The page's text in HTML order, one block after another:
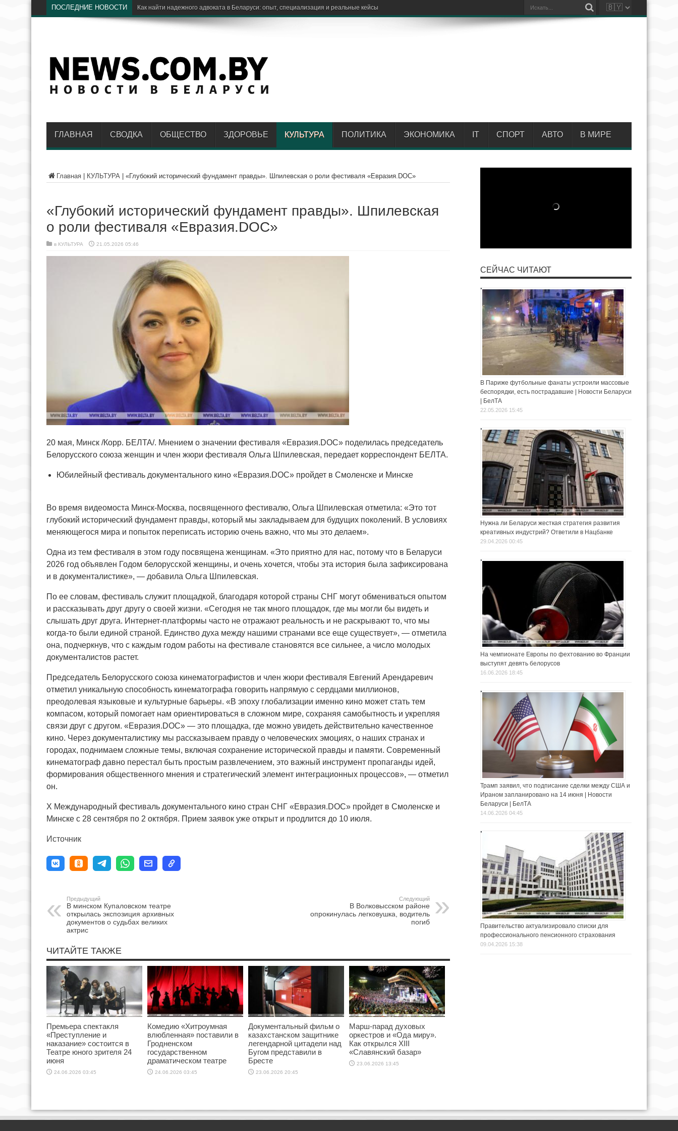
ПОСЛЕДНИЕ НОВОСТИ Как найти надежного адвоката в Беларуси: опыт, специализация и реальные кейсы
ГЛАВНАЯ СВОДКА ОБЩЕСТВО ЗДОРОВЬЕ КУЛЬТУРА ПОЛИТИКА ЭКОНОМИКА IT СПОРТ АВТО В МИРЕ
Главная КУЛЬТУРА «Глубокий исторический фундамент правды». Шпилевская о роли фестиваля «Евразия.DOC»
«Глубокий исторический фундамент правды». Шпилевская
о роли фестиваля «Евразия.DOC»
в КУЛЬТУРА 21.05.2026 05:46
20 мая, Минск /Корр. БЕЛТА/. Мнением о значении фестиваля «Евразия.DOC» поделилась председатель
Белорусского союза женщин и член жюри фестиваля Ольга Шпилевская, передает корреспондент БЕЛТА.
Юбилейный фестиваль документального кино «Евразия.DOC» пройдет в Смоленске и Минске
Во время видеомоста Минск-Москва, посвященного фестивалю, Ольга Шпилевская отметила: «Это тот
глубокий исторический фундамент правды, который мы закладываем для будущих поколений. В условиях
меняющегося мира и попыток переписать историю очень важно, что мы это делаем».
Одна из тем фестиваля в этом году посвящена женщинам. «Это приятно для нас, потому что в Беларуси
2026 год объявлен Годом белорусской женщины, и очень хочется, чтобы эта история была зафиксирована
и в документалистике», — добавила Ольга Шпилевская.
По ее словам, фестиваль служит площадкой, благодаря которой страны СНГ могут обмениваться опытом
и рассказывать друг другу о своей жизни. «Сегодня не так много площадок, где мы могли бы видеть и
слышать друг друга. Интернет-платформы часто не отражают реальность и не раскрывают то, что мы
когда-то были единой страной. Единство духа между нашими странами все еще существует», — отметила
она, подчеркнув, что с каждым годом работы на фестивале становятся все сильнее, а число молодых
документалистов растет.
Председатель Белорусского союза кинематографистов и член жюри фестиваля Евгений Арендаревич
отметил уникальную способность кинематографа говорить напрямую с сердцами миллионов,
преодолевая языковые и культурные барьеры. «В эпоху глобализации именно кино может стать тем
компасом, который помогает нам ориентироваться в сложном мире, сохраняя самобытность и укрепляя
связи друг с другом. «Евразия.DOC» — это площадка, где можно увидеть действительно качественное
кино. Через документалистику мы рассказываем правду о человеческих эмоциях, о наших странах и
городах, поднимаем сложные темы, включая сохранение исторической правды и памяти. Современный
кинематограф давно перестал быть простым развлечением, это важный инструмент пропаганды идей,
формирования общественного мнения и стратегический элемент интеграционных процессов», — отметил
он.
X Международный фестиваль документального кино стран СНГ «Евразия.DOC» пройдет в Смоленске и
Минске с 28 сентября по 2 октября. Прием заявок уже открыт и продлится до 10 июля.
Источник
Предыдущий
В минском Купаловском театре
открылась экспозиция архивных
документов о судьбах великих
актрис
Следующий
В Волковысском районе
опрокинулась легковушка, водитель
погиб
ЧИТАЙТЕ ТАКЖЕ
Премьера спектакля
«Преступление и
наказание» состоится в
Театре юного зрителя 24
июня
24.06.2026 03:45
Комедию «Хитроумная
влюбленная» поставили в
Гродненском
государственном
драматическом театре
24.06.2026 03:45
Документальный фильм о
казахстанском защитнике
легендарной цитадели над
Бугом представили в
Бресте
23.06.2026 20:45
Марш-парад духовых
оркестров и «Ода миру».
Как открылся XIII
«Славянский базар»
23.06.2026 13:45
СЕЙЧАС ЧИТАЮТ
В Париже футбольные фанаты устроили массовые
беспорядки, есть пострадавшие | Новости Беларуси
| БелТА
22.05.2026 15:45
Нужна ли Беларуси жесткая стратегия развития
креативных индустрий? Ответили в Нацбанке
29.04.2026 00:45
На чемпионате Европы по фехтованию во Франции
выступят девять белорусов
16.06.2026 18:45
Трамп заявил, что подписание сделки между США и
Ираном запланировано на 14 июня | Новости
Беларуси | БелТА
14.06.2026 04:45
Правительство актуализировало списки для
профессионального пенсионного страхования
09.04.2026 15:38